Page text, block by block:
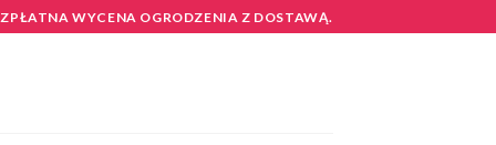
WYCENA OGRODZENIA Z DOSTAWĄ.